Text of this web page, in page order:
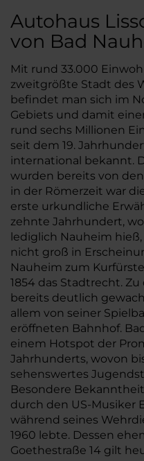
Autohaus
von Bad
Mit rund 33.000
zweitgrößte Stadt des
befindet man sich im
Gebiets und damit
rund sechs Millionen
seit dem 19.
international bekannt.
wurden bereits von
in der Römerzeit war
erste urkundliche
zehnte Jahrhundert,
lediglich Nauheim
nicht groß in
Nauheim zum
1854 das Stadtrecht.
bereits deutlich
allem von seiner
eröffneten Bahnhof.
einem Hotspot der
Jahrhunderts, wovon
sehenswertes
Besondere
durch den US-Musiker
während seines
1960 lebte. Dessen
Goethestraße 14 gilt